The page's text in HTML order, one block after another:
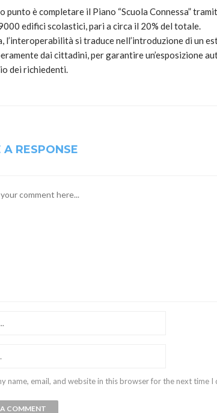
punto è completare il Piano “Scuola Connessa”
edifici scolastici, pari a circa il 20% del totale.
l’interoperabilità si traduce nell’introduzione di un
dai cittadini, per garantire un’esposizione
dei richiedenti.
A RESPONSE
name, email, and website in this browser for the next time I